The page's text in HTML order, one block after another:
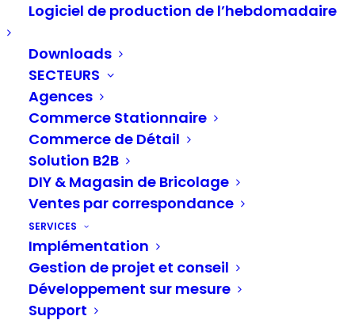
Logiciel de production de l’hebdomadaire
Downloads
SECTEURS
Agences
Commerce Stationnaire
Commerce de Détail
Solution B2B
DIY & Magasin de Bricolage
Ventes par correspondance
SERVICES
Implémentation
Gestion de projet et conseil
Développement sur mesure
Support
Soyez le premier à partager cet article !
Lire la suite
Digital Product Passport
13 février 2026
Digital Product Passport dans l'UE : délais, pays,